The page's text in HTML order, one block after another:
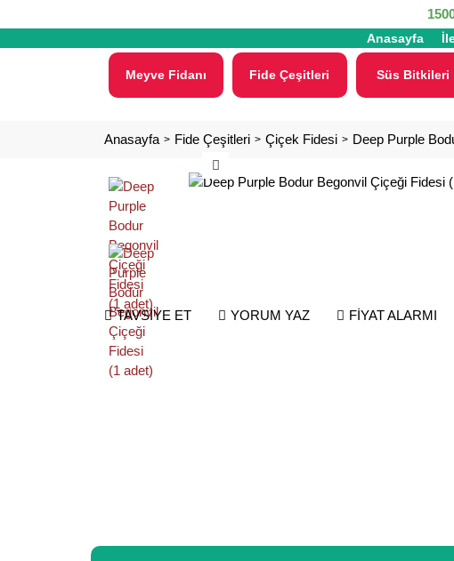
Anasayfa
Meyve Fidanı Fide Çeşitleri Süs Bitkileri
Anasayfa Fide Çeşitleri Çiçek Fidesi Deep Purple
TAVSİYE ET YORUM YAZ FİYAT ALARMI